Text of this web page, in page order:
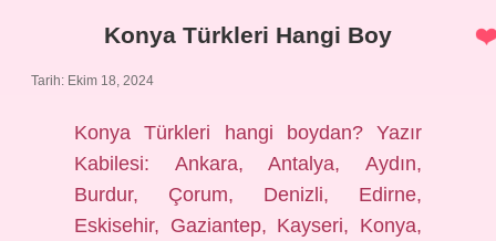
Konya Türkleri Hangi Boy
Tarih: Ekim 18, 2024
Konya Türkleri hangi boydan? Yazır
Kabilesi: Ankara, Antalya, Aydın,
Burdur, Çorum, Denizli, Edirne,
Eskisehir, Gaziantep, Kayseri, Konya,